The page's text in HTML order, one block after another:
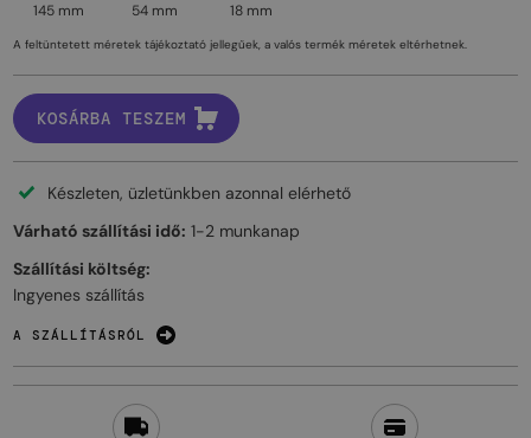
145 mm 54 mm 18 mm
A feltüntetett méretek tájékoztató jellegűek, a valós termék méretek eltérhetnek.
KOSÁRBA TESZEM
Készleten, üzletünkben azonnal elérhető
Várható szállítási idő: 1-2 munkanap
Szállítási költség:
Ingyenes szállítás
A SZÁLLÍTÁSRÓL